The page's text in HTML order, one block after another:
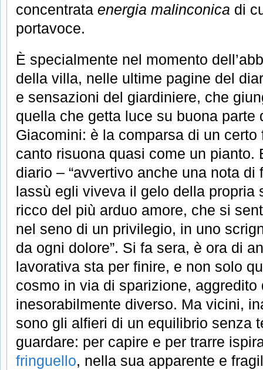
concentrata energia malinconica di
portavoce.
È specialmente nel momento
della villa, nelle ultime pagine del
e sensazioni del giardiniere, che
quella che getta luce su buona parte
Giacomini: è la comparsa di un
canto risuona quasi come un pianto.
diario – “avvertivo anche una nota
lassù egli viveva il gelo della propria
ricco del più arduo amore, che si
nel seno di un privilegio, in uno
da ogni dolore”. Si fa sera, è ora di
lavorativa sta per finire, e non solo
cosmo in via di sparizione, aggredito
inesorabilmente diverso. Ma vicini,
sono gli alfieri di un equilibrio senza
guardare: per capire e per trarre
fringuello, nella sua apparente e